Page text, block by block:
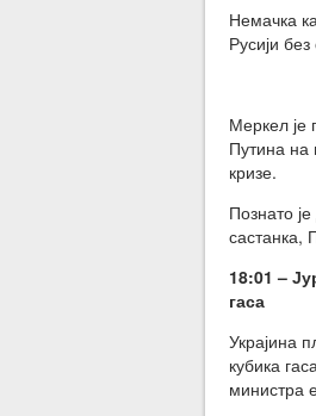
Немачка
Русији
Меркел је
Путина на
кризе.
Познато
састанка,
18:01 –
гаса
Украјина
кубика
министра